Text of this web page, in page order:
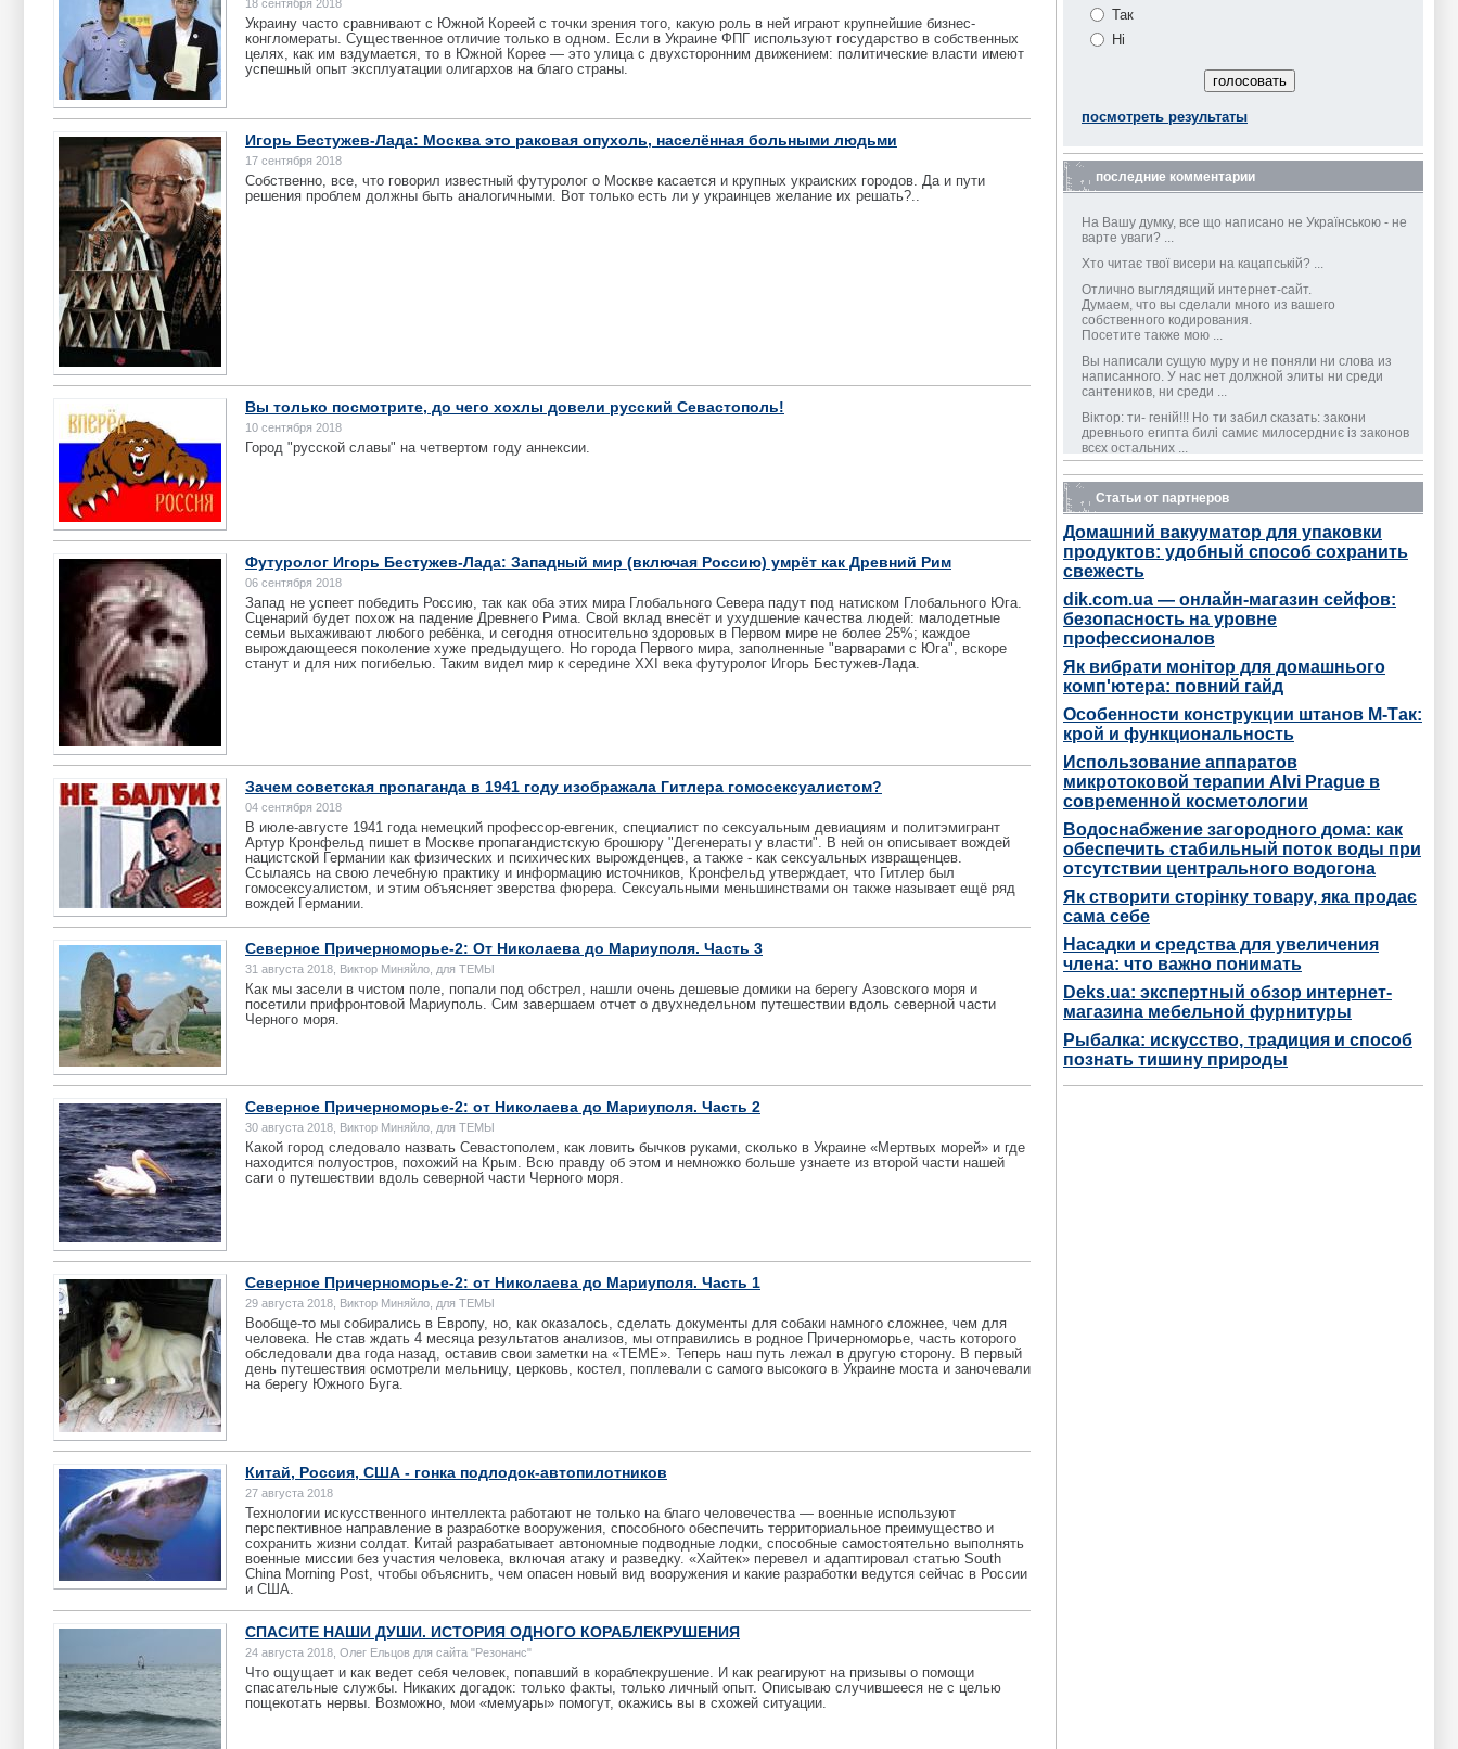
18 сентября 2018
Украину часто сравнивают с Южной Кореей с точки зрения того, какую роль в ней играют крупнейшие бизнес-
конгломераты. Существенное отличие только в одном. Если в Украине ФПГ используют государство в собственных
целях, как им вздумается, то в Южной Корее — это улица с двухсторонним движением: политические власти имеют
успешный опыт эксплуатации олигархов на благо страны.
Игорь Бестужев-Лада: Москва это раковая опухоль, населённая больными людьми
17 сентября 2018
Собственно, все, что говорил известный футуролог о Москве касается и крупных украиских городов. Да и пути
решения проблем должны быть аналогичными. Вот только есть ли у украинцев желание их решать?..
Вы только посмотрите, до чего хохлы довели русский Севастополь!
10 сентября 2018
Город "русской славы" на четвертом году аннексии.
Футуролог Игорь Бестужев-Лада: Западный мир (включая Россию) умрёт как Древний Рим
06 сентября 2018
Запад не успеет победить Россию, так как оба этих мира Глобального Севера падут под натиском Глобального Юга.
Сценарий будет похож на падение Древнего Рима. Свой вклад внесёт и ухудшение качества людей: малодетные
семьи выхаживают любого ребёнка, и сегодня относительно здоровых в Первом мире не более 25%; каждое
вырождающееся поколение хуже предыдущего. Но города Первого мира, заполненные "варварами с Юга", вскоре
станут и для них погибелью. Таким видел мир к середине XXI века футуролог Игорь Бестужев-Лада.
Зачем советская пропаганда в 1941 году изображала Гитлера гомосексуалистом?
04 сентября 2018
В июле-августе 1941 года немецкий профессор-евгеник, специалист по сексуальным девиациям и политэмигрант
Артур Кронфельд пишет в Москве пропагандистскую брошюру "Дегенераты у власти". В ней он описывает вождей
нацистской Германии как физических и психических вырожденцев, а также - как сексуальных извращенцев.
Ссылаясь на свою лечебную практику и информацию источников, Кронфельд утверждает, что Гитлер был
гомосексуалистом, и этим объясняет зверства фюрера. Сексуальными меньшинствами он также называет ещё ряд
вождей Германии.
Северное Причерноморье-2: От Николаева до Мариуполя. Часть 3
31 августа 2018, Виктор Миняйло, для ТЕМЫ
Как мы засели в чистом поле, попали под обстрел, нашли очень дешевые домики на берегу Азовского моря и
посетили прифронтовой Мариуполь. Сим завершаем отчет о двухнедельном путешествии вдоль северной части
Черного моря.
Северное Причерноморье-2: от Николаева до Мариуполя. Часть 2
30 августа 2018, Виктор Миняйло, для ТЕМЫ
Какой город следовало назвать Севастополем, как ловить бычков руками, сколько в Украине «Мертвых морей» и где
находится полуостров, похожий на Крым. Всю правду об этом и немножко больше узнаете из второй части нашей
саги о путешествии вдоль северной части Черного моря.
Северное Причерноморье-2: от Николаева до Мариуполя. Часть 1
29 августа 2018, Виктор Миняйло, для ТЕМЫ
Вообще-то мы собирались в Европу, но, как оказалось, сделать документы для собаки намного сложнее, чем для
человека. Не став ждать 4 месяца результатов анализов, мы отправились в родное Причерноморье, часть которого
обследовали два года назад, оставив свои заметки на «ТЕМЕ». Теперь наш путь лежал в другую сторону. В первый
день путешествия осмотрели мельницу, церковь, костел, поплевали с самого высокого в Украине моста и заночевали
на берегу Южного Буга.
Китай, Россия, США - гонка подлодок-автопилотников
27 августа 2018
Технологии искусственного интеллекта работают не только на благо человечества — военные используют
перспективное направление в разработке вооружения, способного обеспечить территориальное преимущество и
сохранить жизни солдат. Китай разрабатывает автономные подводные лодки, способные самостоятельно выполнять
военные миссии без участия человека, включая атаку и разведку. «Хайтек» перевел и адаптировал статью South
China Morning Post, чтобы объяснить, чем опасен новый вид вооружения и какие разработки ведутся сейчас в России
и США.
СПАСИТЕ НАШИ ДУШИ. ИСТОРИЯ ОДНОГО КОРАБЛЕКРУШЕНИЯ
24 августа 2018, Олег Ельцов для сайта "Резонанс"
Что ощущает и как ведет себя человек, попавший в кораблекрушение. И как реагируют на призывы о помощи
спасательные службы. Никаких догадок: только факты, только личный опыт. Описываю случившееся не с целью
пощекотать нервы. Возможно, мои «мемуары» помогут, окажись вы в схожей ситуации.
Так
Ні
посмотреть результаты
последние комментарии
На Вашу думку, все що написано не Українською - не
варте уваги? ...
Хто читає твої висери на кацапській? ...
Отлично выглядящий интернет-сайт.
Думаем, что вы сделали много из вашего
собственного кодирования.
Посетите также мою ...
Вы написали сущую муру и не поняли ни слова из
написанного. У нас нет должной элиты ни среди
сантеников, ни среди ...
Віктор: ти- геній!!! Но ти забил сказать: закони
древнього египта билі самиє милосердниє із законов
всєх остальних ...
Шукаю книгу . Хочу купити . Заплачу дорого . 067 841
66 12 ...
Куюн наше все ...
Уже лучше... А то прежние публикации утверждали
отсутствие оной аэлиты. Оглянемся вокруг себя и
увидим, шо среди ...
А добавить то и нечего. Автор всё раскрыл. ...
Интеллигенты недобитые остались, но именно как
класс отсутствуют. На что они влияют, кто с ними
Статьи от партнеров
Домашний вакууматор для упаковки
продуктов: удобный способ сохранить
свежесть
dik.com.ua — онлайн-магазин сейфов:
безопасность на уровне
профессионалов
Як вибрати монітор для домашнього
комп'ютера: повний гайд
Особенности конструкции штанов М-Так:
крой и функциональность
Использование аппаратов
микротоковой терапии Alvi Prague в
современной косметологии
Водоснабжение загородного дома: как
обеспечить стабильный поток воды при
отсутствии центрального водогона
Як створити сторінку товару, яка продає
сама себе
Насадки и средства для увеличения
члена: что важно понимать
Deks.ua: экспертный обзор интернет-
магазина мебельной фурнитуры
Рыбалка: искусство, традиция и способ
познать тишину природы